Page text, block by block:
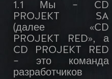
1.1 Мы – CD
PROJEKT SA
(далее «CD
PROJEKT RED», а
CD PROJEKT RED
– это команда
разработчиков